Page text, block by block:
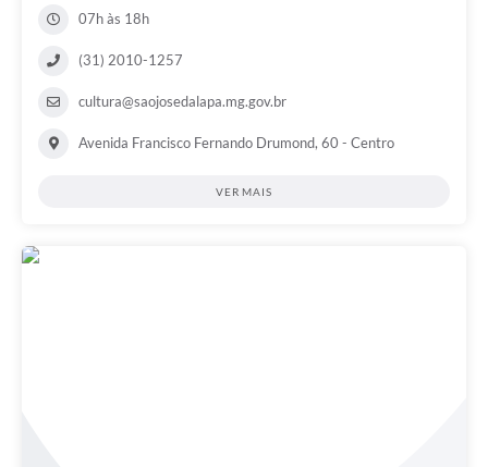
07h às 18h
(31) 2010-1257
cultura@saojosedalapa.mg.gov.br
Avenida Francisco Fernando Drumond, 60 - Centro
VER MAIS